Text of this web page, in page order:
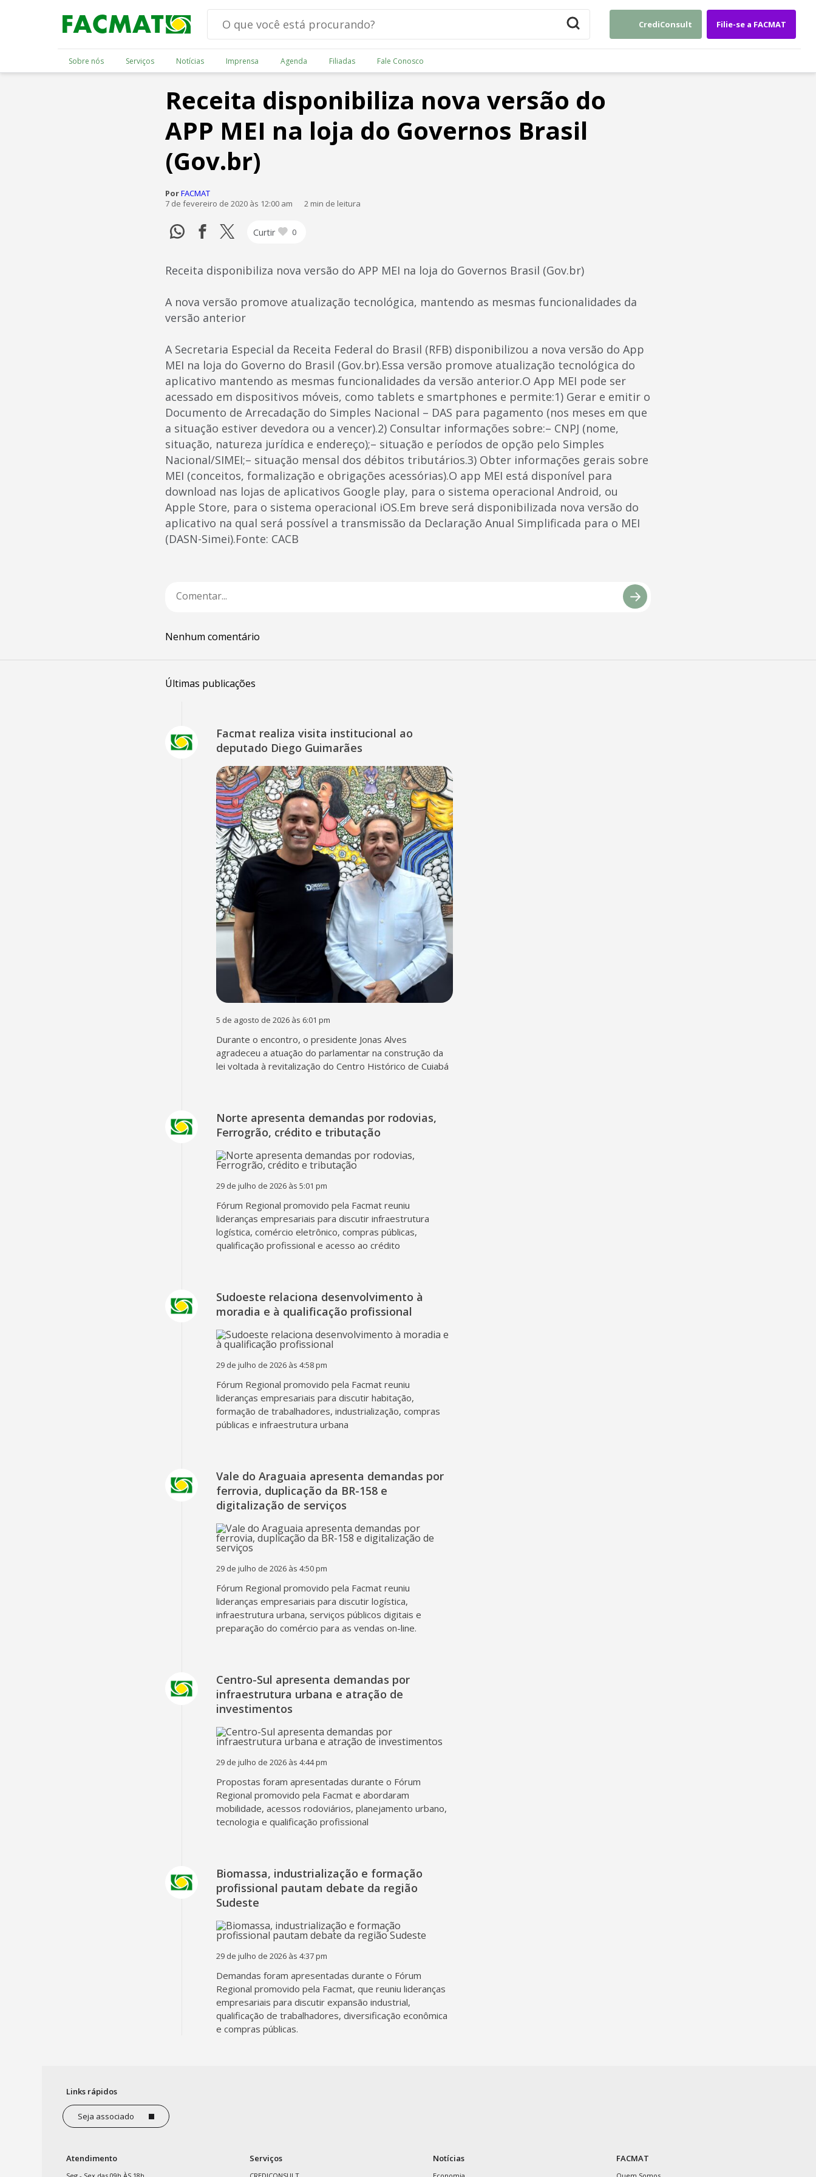
CrediConsult Filie-se a FACMAT
Sobre nós Serviços Notícias Imprensa Agenda Filiadas Fale Conosco
Receita disponibiliza nova versão do
APP MEI na loja do Governos Brasil
(Gov.br)
PorFACMAT
7 de fevereiro de 2020 às 12:00 am
2 min de leitura
Curtir 0
Receita disponibiliza nova versão do APP MEI na loja do Governos Brasil (Gov.br)
A nova versão promove atualização tecnológica, mantendo as mesmas funcionalidades da
versão anterior
A Secretaria Especial da Receita Federal do Brasil (RFB) disponibilizou a nova versão do App
MEI na loja do Governo do Brasil (Gov.br).Essa versão promove atualização tecnológica do
aplicativo mantendo as mesmas funcionalidades da versão anterior.O App MEI pode ser
acessado em dispositivos móveis, como tablets e smartphones e permite:1) Gerar e emitir o
Documento de Arrecadação do Simples Nacional – DAS para pagamento (nos meses em que
a situação estiver devedora ou a vencer).2) Consultar informações sobre:– CNPJ (nome,
situação, natureza jurídica e endereço);– situação e períodos de opção pelo Simples
Nacional/SIMEI;– situação mensal dos débitos tributários.3) Obter informações gerais sobre
MEI (conceitos, formalização e obrigações acessórias).O app MEI está disponível para
download nas lojas de aplicativos Google play, para o sistema operacional Android, ou
Apple Store, para o sistema operacional iOS.Em breve será disponibilizada nova versão do
aplicativo na qual será possível a transmissão da Declaração Anual Simplificada para o MEI
(DASN-Simei).Fonte: CACB
Nenhum comentário
Últimas publicações
Facmat realiza visita institucional ao
deputado Diego Guimarães
5 de agosto de 2026 às 6:01 pm
Durante o encontro, o presidente Jonas Alves
agradeceu a atuação do parlamentar na construção da
lei voltada à revitalização do Centro Histórico de Cuiabá
Norte apresenta demandas por rodovias,
Ferrogrão, crédito e tributação
29 de julho de 2026 às 5:01 pm
Fórum Regional promovido pela Facmat reuniu
lideranças empresariais para discutir infraestrutura
logística, comércio eletrônico, compras públicas,
qualificação profissional e acesso ao crédito
Sudoeste relaciona desenvolvimento à
moradia e à qualificação profissional
29 de julho de 2026 às 4:58 pm
Fórum Regional promovido pela Facmat reuniu
lideranças empresariais para discutir habitação,
formação de trabalhadores, industrialização, compras
públicas e infraestrutura urbana
Vale do Araguaia apresenta demandas por
ferrovia, duplicação da BR-158 e
digitalização de serviços
29 de julho de 2026 às 4:50 pm
Fórum Regional promovido pela Facmat reuniu
lideranças empresariais para discutir logística,
infraestrutura urbana, serviços públicos digitais e
preparação do comércio para as vendas on-line.
Centro-Sul apresenta demandas por
infraestrutura urbana e atração de
investimentos
29 de julho de 2026 às 4:44 pm
Propostas foram apresentadas durante o Fórum
Regional promovido pela Facmat e abordaram
mobilidade, acessos rodoviários, planejamento urbano,
tecnologia e qualificação profissional
Biomassa, industrialização e formação
profissional pautam debate da região
Sudeste
29 de julho de 2026 às 4:37 pm
Demandas foram apresentadas durante o Fórum
Regional promovido pela Facmat, que reuniu lideranças
empresariais para discutir expansão industrial,
qualificação de trabalhadores, diversificação econômica
e compras públicas.
Links rápidos
Seja associado
Atendimento Serviços Notícias FACMAT